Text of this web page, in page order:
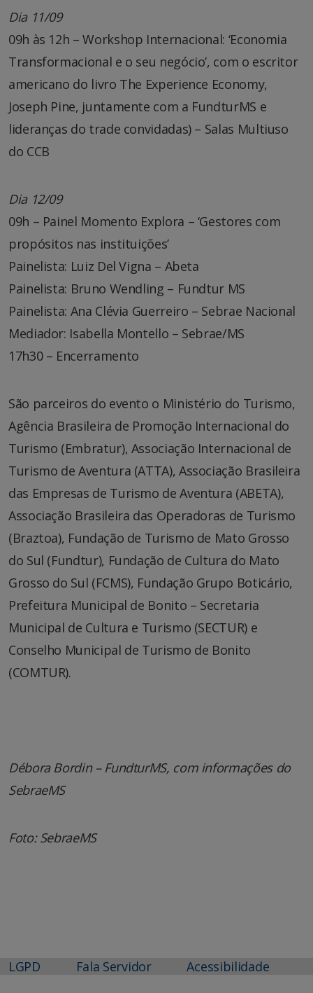
Dia 11/09
09h às 12h – Workshop Internacional: ‘Economia
Transformacional e o seu negócio’, com o escritor
americano do livro The Experience Economy,
Joseph Pine, juntamente com a FundturMS e
lideranças do trade convidadas) – Salas Multiuso
do CCB
Dia 12/09
09h – Painel Momento Explora – ‘Gestores com
propósitos nas instituições’
Painelista: Luiz Del Vigna – Abeta
Painelista: Bruno Wendling – Fundtur MS
Painelista: Ana Clévia Guerreiro – Sebrae Nacional
Mediador: Isabella Montello – Sebrae/MS
17h30 – Encerramento
São parceiros do evento o Ministério do Turismo,
Agência Brasileira de Promoção Internacional do
Turismo (Embratur), Associação Internacional de
Turismo de Aventura (ATTA), Associação Brasileira
das Empresas de Turismo de Aventura (ABETA),
Associação Brasileira das Operadoras de Turismo
(Braztoa), Fundação de Turismo de Mato Grosso
do Sul (Fundtur), Fundação de Cultura do Mato
Grosso do Sul (FCMS), Fundação Grupo Boticário,
Prefeitura Municipal de Bonito – Secretaria
Municipal de Cultura e Turismo (SECTUR) e
Conselho Municipal de Turismo de Bonito
(COMTUR).
Débora Bordin – FundturMS, com informações do
SebraeMS
Foto: SebraeMS
LGPD Fala Servidor Acessibilidade